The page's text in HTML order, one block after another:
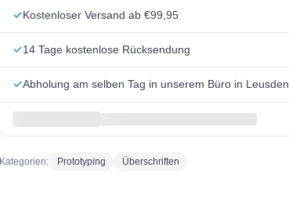
Kostenloser Versand ab €99,95
14 Tage kostenlose Rücksendung
Abholung am selben Tag in unserem Büro in Leusden
Kategorien: Prototyping Überschriften